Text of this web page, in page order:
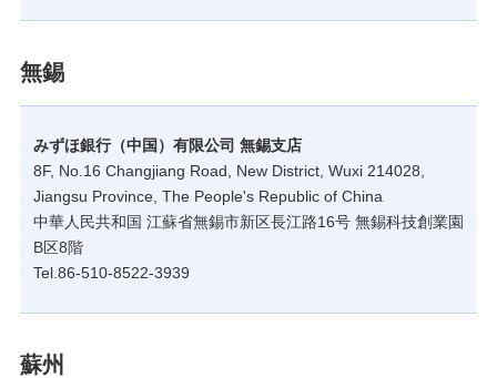
無錫
みずほ銀行（中国）有限公司 無錫支店
8F, No.16 Changjiang Road, New District, Wuxi 214028,
Jiangsu Province, The People's Republic of China
中華人民共和国 江蘇省無錫市新区長江路16号 無錫科技創業園
B区8階
Tel.86-510-8522-3939
蘇州